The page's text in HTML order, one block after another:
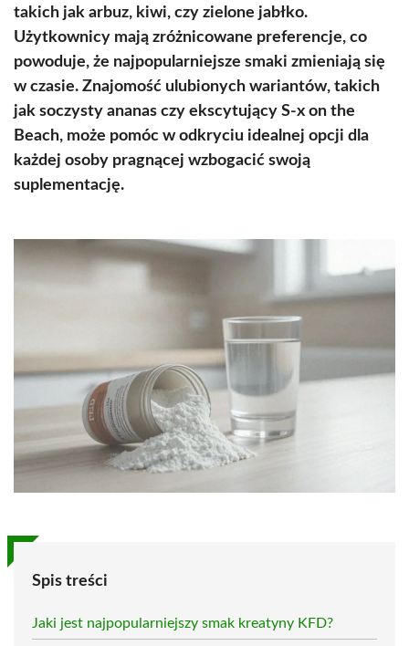
takich jak arbuz, kiwi, czy zielone jabłko.
Użytkownicy mają zróżnicowane preferencje, co
powoduje, że najpopularniejsze smaki zmieniają się
w czasie. Znajomość ulubionych wariantów, takich
jak soczysty ananas czy ekscytujący S-x on the
Beach, może pomóc w odkryciu idealnej opcji dla
każdej osoby pragnącej wzbogacić swoją
suplementację.
Spis treści
Jaki jest najpopularniejszy smak kreatyny KFD?